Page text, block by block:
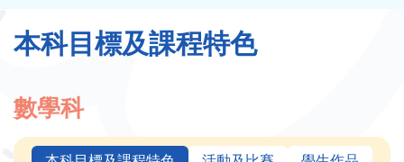
結
本科目標及課程特色
數學科